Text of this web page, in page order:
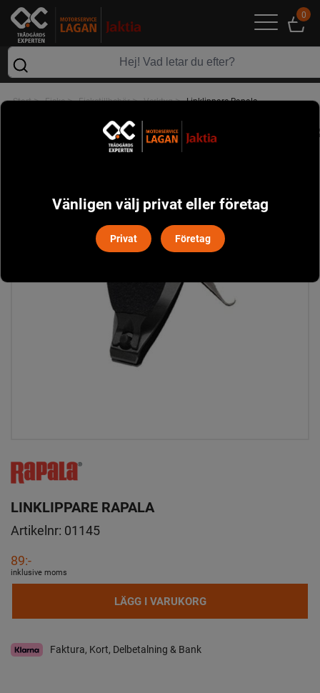
0
Start> Fiske> Fisketillbehör> Verktyg> Linklippare Rapala
LINKLIPPARE RAPALA
Artikelnr: 01145
89:-
inklusive moms
LÄGG I VARUKORG
Faktura, Kort, Delbetalning & Bank
Vänligen välj privat eller företag
Privat Företag